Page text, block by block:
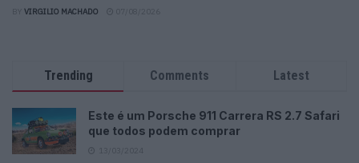
VIRGILIO MACHADO
Trending Comments Latest
Este é um Porsche 911 Carrera RS 2.7 Safari
que todos podem comprar